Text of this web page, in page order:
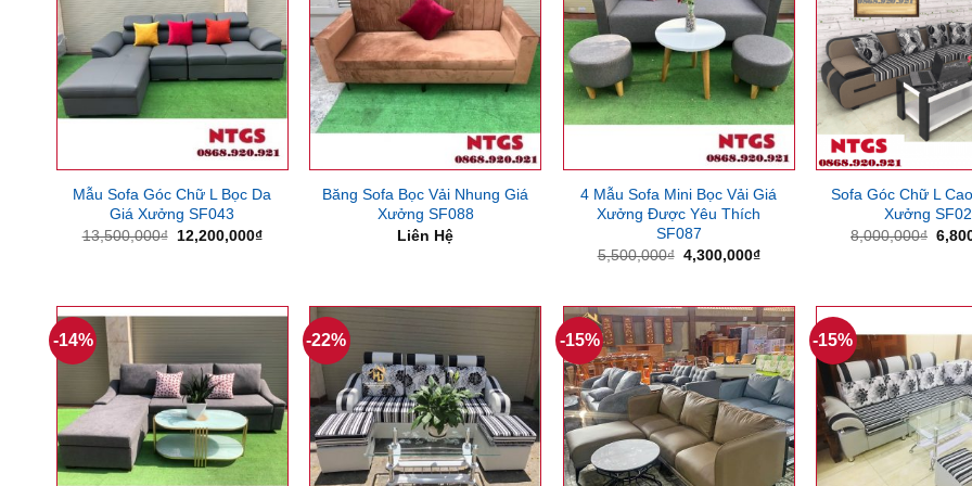
Mẫu Sofa Góc Chữ L Bọc Da
Giá Xưởng SF043
13,500,000₫ Giá
12,200,000₫Giá
Băng Sofa Bọc Vải Nhung Giá
Xưởng SF088
Liên Hệ
4 Mẫu Sofa Mini Bọc Vải Giá
Xưởng Được Yêu Thích
SF087
5,500,000₫ Giá
4,300,000₫Giá
4,300,000₫.
Sofa Góc Chữ L
Xưởng
8,000,000₫ Giá
-14% -22% -15% -15%